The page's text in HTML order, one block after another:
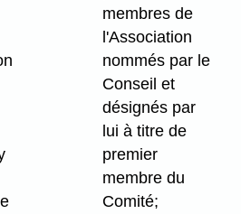
membres de
l'Association
nommés par le
Conseil et
désignés par
lui à titre de
premier
membre du
Comité;